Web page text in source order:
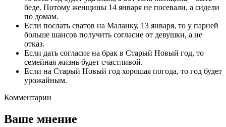
беде. Потому женщины 14 января не посевали, а сидели
по домам.
Если послать сватов на Маланку, 13 января, то у парней
больше шансов получить согласие от девушки, а не
отказ.
Если дать согласие на брак в Старый Новый год, то
семейная жизнь будет счастливой.
Если на Старый Новый год хорошая погода, то год будет
урожайным.
Комментарии
Ваше мнение